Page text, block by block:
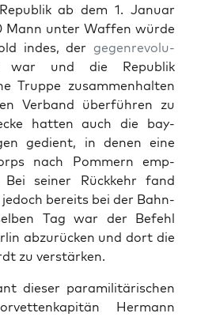
ab dem 1. Jan­u­ar
Mann unter Waf­fen würde
indes, der gegen­rev­o­lu­
war und die Repub­lik
Truppe zusam­men­hal­ten
Ver­band über­führen zu
hat­ten auch die bay­
gedi­ent, in denen eine
nach Pom­mern emp­
sein­er Rück­kehr fand
bere­its bei der Bah­n­
Tag war der Befehl
abzurück­en und dort die
zu ver­stärken.
dieser paramil­itärischen
Her­mann